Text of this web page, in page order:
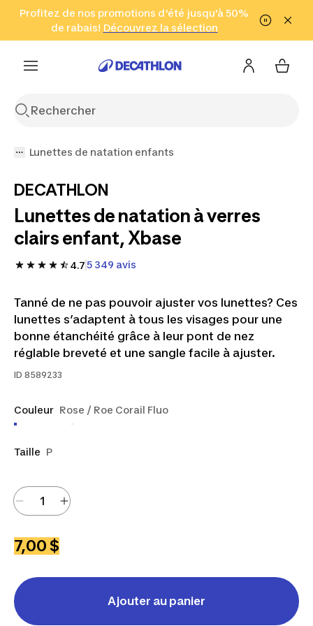
Aller à la recherche Aller au contenu Aller au pied de
Profitez de nos promotions d'été jusqu'à 50%
de rabais! Découvrez la sélection
Cliquez ici
en seulement 2 h!
(Zones sélectionnées)
Lunettes de natation enfants
DECATHLON
Lunettes de natation à verres
clairs enfant, Xbase
4.75 349 avis
Tanné de ne pas pouvoir ajuster vos lunettes? Ces
lunettes s’adaptent à tous les visages pour une
bonne étanchéité grâce à leur pont de nez
réglable breveté et une sangle facile à ajuster.
ID 8589233
Couleur Rose / Roe Corail Fluo
Taille P
7,00 $
Ajouter au panier
Lunettes de natation à verres clairs enfant, Xbase |